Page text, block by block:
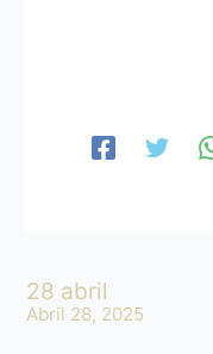
28 abril
Abril 28, 2025